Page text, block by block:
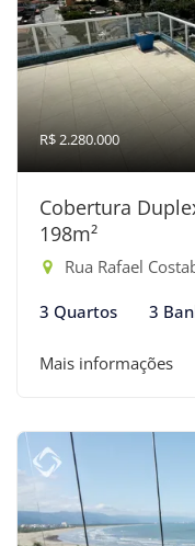
R$ 2.280.000
Cobertura
198m²
Rua Rafael
3 Quartos 3
Mais informações